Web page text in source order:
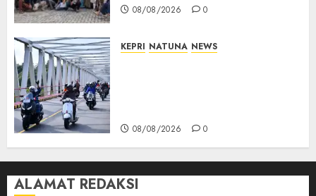
08/08/2026 0
KEPRI NATUNA NEWS
08/08/2026 0
ALAMAT REDAKSI